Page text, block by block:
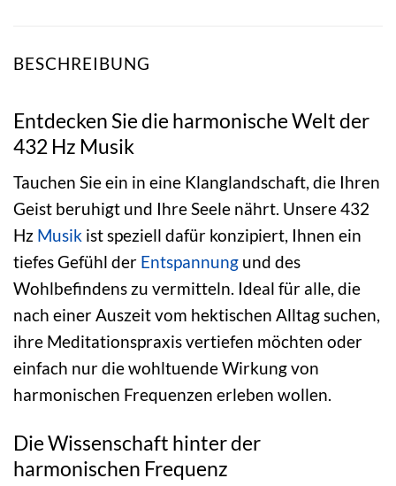
BESCHREIBUNG
Entdecken Sie die harmonische Welt der
432 Hz Musik
Tauchen Sie ein in eine Klanglandschaft, die Ihren
Geist beruhigt und Ihre Seele nährt. Unsere 432
Hz Musik ist speziell dafür konzipiert, Ihnen ein
tiefes Gefühl der Entspannung und des
Wohlbefindens zu vermitteln. Ideal für alle, die
nach einer Auszeit vom hektischen Alltag suchen,
ihre Meditationspraxis vertiefen möchten oder
einfach nur die wohltuende Wirkung von
harmonischen Frequenzen erleben wollen.
Die Wissenschaft hinter der
harmonischen Frequenz